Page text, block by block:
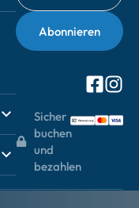
Sicher
buchen
und
bezahlen